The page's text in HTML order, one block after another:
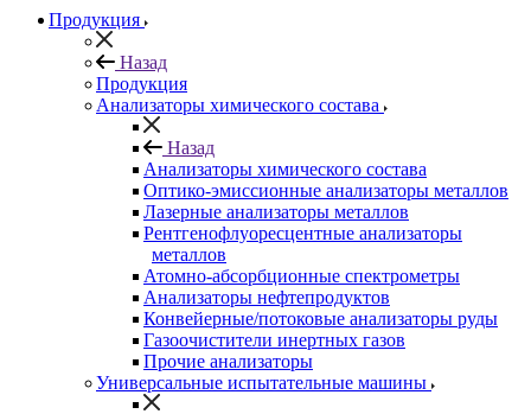
Продукция
Назад
Продукция
Анализаторы химического состава
Назад
Анализаторы химического состава
Оптико-эмиссионные анализаторы металлов
Лазерные анализаторы металлов
Рентгенофлуоресцентные анализаторы
металлов
Атомно-абсорбционные спектрометры
Анализаторы нефтепродуктов
Конвейерные/потоковые анализаторы руды
Газоочистители инертных газов
Прочие анализаторы
Универсальные испытательные машины